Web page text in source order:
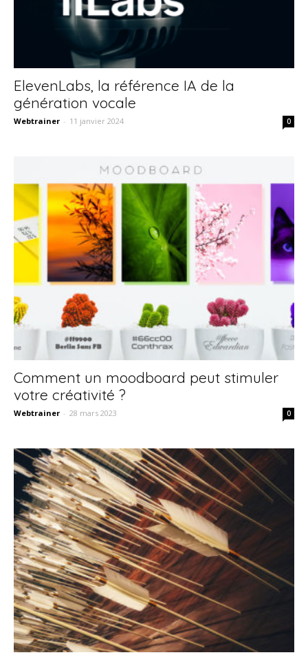
ElevenLabs, la référence IA de la
génération vocale
Webtrainer - 11 janvier 2024 0
Comment un moodboard peut stimuler
votre créativité ?
Webtrainer - 28 mars 2023 0